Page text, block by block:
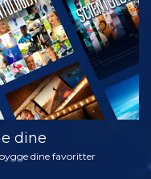
dine
dine favoritter